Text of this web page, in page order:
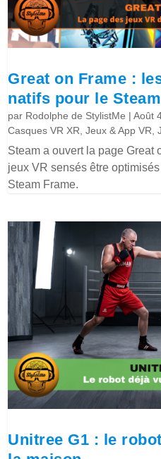
Great on Frame :
natifs pour le
par Rodolphe de StylistMe |Août
Casques VR XR,Jeux & App VR,
Steam a ouvert la page Great
jeux VR sensés être
Steam Frame.
Unitree G1 : le